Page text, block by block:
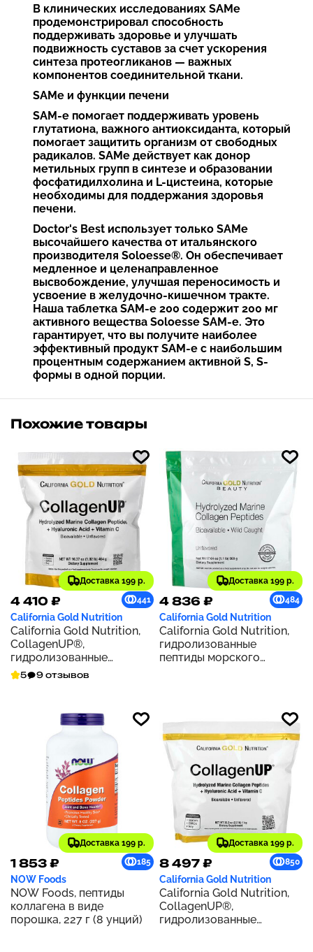
В клинических исследованиях SAMe
продемонстрировал способность
поддерживать здоровье и улучшать
подвижность суставов за счет ускорения
синтеза протеогликанов — важных
компонентов соединительной ткани.
SAMe и функции печени
SAM-e помогает поддерживать уровень
глутатиона, важного антиоксиданта, который
помогает защитить организм от свободных
радикалов. SAMe действует как донор
метильных групп в синтезе и образовании
фосфатидилхолина и L-цистеина, которые
необходимы для поддержания здоровья
печени.
Doctor's Best использует только SAMe
высочайшего качества от итальянского
производителя Soloesse®. Он обеспечивает
медленное и целенаправленное
высвобождение, улучшая переносимость и
усвоение в желудочно-кишечном тракте.
Наша таблетка SAM-e 200 содержит 200 мг
активного вещества Soloesse SAM-e. Это
гарантирует, что вы получите наиболее
эффективный продукт SAM-e с наибольшим
процентным содержанием активной S, S-
формы в одной порции.
Похожие товары
Доставка 199 р.
4 410 ₽ 441
California Gold Nutrition
California Gold Nutrition,
CollagenUP®,
гидролизованные
пептиды морского
коллагена с
витамином C, с
нейтральным вкусом, 464
г (1,02 фунта)
5 9 отзывов
Доставка 199 р.
4 836 ₽ 484
California Gold Nutrition
California Gold Nutrition,
гидролизованные
пептиды морского
Доставка 199 р.
1 853 ₽ 185
NOW Foods
NOW Foods, пептиды
коллагена в виде
порошка, 227 г (8 унций)
Доставка 199 р.
8 497 ₽ 850
California Gold Nutrition
California Gold Nutrition,
CollagenUP®,
гидролизованные